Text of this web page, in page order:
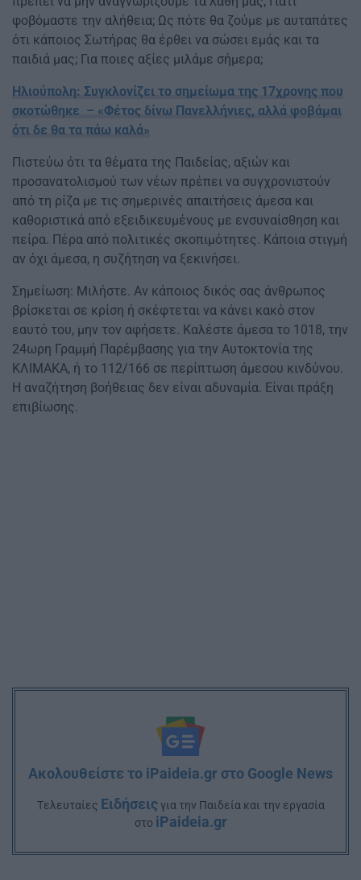
φοβόμαστε την αλήθεια; Ως πότε θα ζούμε με αυταπάτες
ότι κάποιος Σωτήρας θα έρθει να σώσει εμάς και τα
παιδιά μας; Για ποιες αξίες μιλάμε σήμερα;
Ηλιούπολη: Συγκλονίζει το σημείωμα της 17χρονης που
σκοτώθηκε – «Φέτος δίνω Πανελλήνιες, αλλά φοβάμαι
ότι δε θα τα πάω καλά»
Πιστεύω ότι τα θέματα της Παιδείας, αξιών και
προσανατολισμού των νέων πρέπει να συγχρονιστούν
από τη ρίζα με τις σημερινές απαιτήσεις άμεσα και
καθοριστικά από εξειδικευμένους με ενσυναίσθηση και
πείρα. Πέρα από πολιτικές σκοπιμότητες. Κάποια στιγμή
αν όχι άμεσα, η συζήτηση να ξεκινήσει.
Σημείωση: Μιλήστε. Αν κάποιος δικός σας άνθρωπος
βρίσκεται σε κρίση ή σκέφτεται να κάνει κακό στον
εαυτό του, μην τον αφήσετε. Καλέστε άμεσα το 1018, την
24ωρη Γραμμή Παρέμβασης για την Αυτοκτονία της
ΚΛΙΜΑΚΑ, ή το 112/166 σε περίπτωση άμεσου κινδύνου.
Η αναζήτηση βοήθειας δεν είναι αδυναμία. Είναι πράξη
επιβίωσης.
Ακολουθείστε το iPaideia.gr στο Google News
Tελευταίες Ειδήσειςγια την Παιδεία και την εργασία
στο iPaideia.gr